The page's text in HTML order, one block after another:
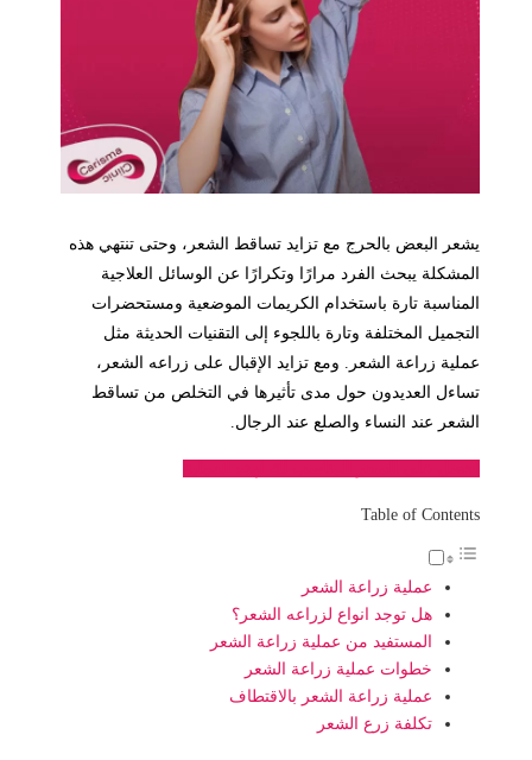
يشعر البعض بالحرج مع تزايد تساقط الشعر، وحتى تنتهي هذه
المشكلة يبحث الفرد مرارًا وتكرارًا عن الوسائل العلاجية
المناسبة تارة باستخدام الكريمات الموضعية ومستحضرات
التجميل المختلفة وتارة باللجوء إلى التقنيات الحديثة مثل
عملية زراعة الشعر. ومع تزايد الإقبال على زراعه الشعر،
تساءل العديدون حول مدى تأثيرها في التخلص من تساقط
الشعر عند النساء والصلع عند الرجال.
Table of Contents
عملية زراعة الشعر
هل توجد انواع لزراعه الشعر؟
المستفيد من عملية زراعة الشعر
خطوات عملية زراعة الشعر
عملية زراعة الشعر بالاقتطاف
تكلفة زرع الشعر